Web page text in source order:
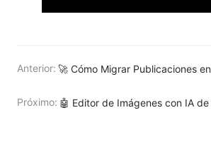
Anterior:
Próximo: